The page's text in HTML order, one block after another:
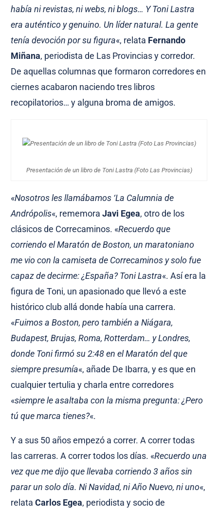
había ni revistas, ni webs, ni blogs… Y Toni Lastra
era auténtico y genuino. Un líder natural. La gente
tenía devoción por su figura«, relata Fernando
Miñana, periodista de Las Provincias y corredor.
De aquellas columnas que formaron corredores en
ciernes acabaron naciendo tres libros
recopilatorios… y alguna broma de amigos.
Presentación de un libro de Toni Lastra (Foto Las Provincias)
«Nosotros les llamábamos ‘La Calumnia de
Andrópolis«, rememoraJavi Egea, otro de los
clásicos de Correcaminos. «Recuerdo que
corriendo el Maratón de Boston, un maratoniano
me vio con la camiseta de Correcaminos y solo fue
capaz de decirme: ¿España? Toni Lastra«. Así era la
figura de Toni, un apasionado que llevó a este
histórico club allá donde había una carrera.
«Fuimos a Boston, pero también a Niágara,
Budapest, Brujas, Roma, Rotterdam… y Londres,
donde Toni firmó su 2:48 en el Maratón del que
siempre presumía«, añade De Ibarra, y es que en
cualquier tertulia y charla entre corredores
«siempre le asaltaba con la misma pregunta: ¿Pero
tú que marca tienes?«.
Y a sus 50 años empezó a correr. A correr todas
las carreras. A correr todos los días. «Recuerdo una
vez que me dijo que llevaba corriendo 3 años sin
parar un solo día. Ni Navidad, ni Año Nuevo, ni uno«,
relataCarlos Egea, periodista y socio de